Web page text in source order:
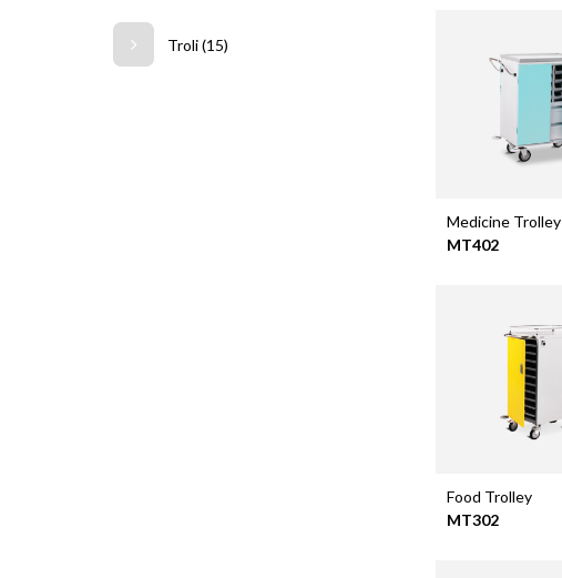
Troli (15)
Medicine Trolley
MT402
Food Trolley
MT302